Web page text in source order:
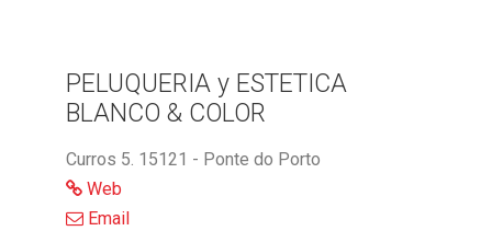
PELUQUERIA y ESTETICA
BLANCO & COLOR
Curros 5. 15121 - Ponte do Porto
Web
Email